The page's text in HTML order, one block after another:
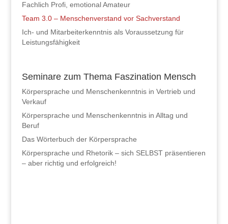
Fachlich Profi, emotional Amateur
Team 3.0 – Menschenverstand vor Sachverstand
Ich- und Mitarbeiterkenntnis als Voraussetzung für
Leistungsfähigkeit
Seminare zum Thema Faszination Mensch
Körpersprache und Menschenkenntnis in Vertrieb und
Verkauf
Körpersprache und Menschenkenntnis in Alltag und
Beruf
Das Wörterbuch der Körpersprache
Körpersprache und Rhetorik – sich SELBST präsentieren
– aber richtig und erfolgreich!